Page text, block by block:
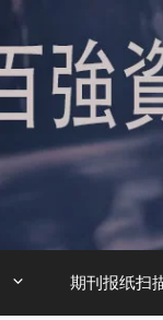
期刊报纸扫